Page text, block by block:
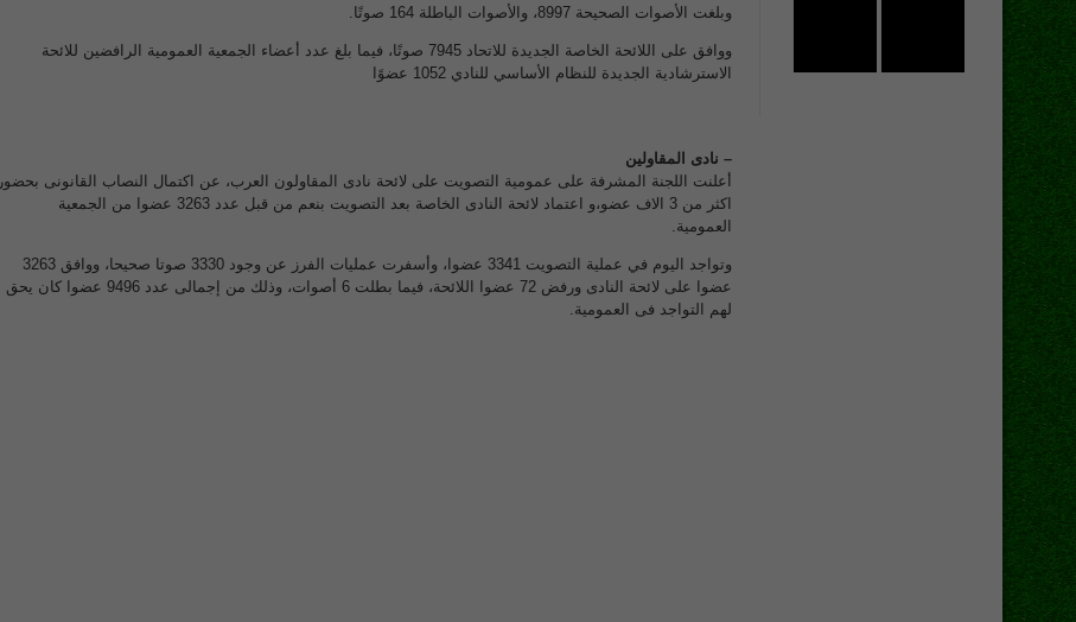
وبلغت الأصوات الصحيحة 8997، والأصوات الباطلة 164 صوتًا.
ووافق على اللائحة الخاصة الجديدة للاتحاد 7945 صوتًا، فيما بلغ عدد أعضاء الجمعية العمومية الرافضين للائحة
الاسترشادية الجديدة للنظام الأساسي للنادي 1052 عضوًا
– نادى المقاولين
أعلنت اللجنة المشرفة على عمومية التصويت على لائحة نادى المقاولون العرب، عن اكتمال النصاب القانونى بحضور
اكثر من 3 الاف عضو،و اعتماد لائحة النادى الخاصة بعد التصويت بنعم من قبل عدد 3263 عضوا من الجمعية
العمومية.
وتواجد اليوم في عملية التصويت 3341 عضوا، وأسفرت عمليات الفرز عن وجود 3330 صوتا صحيحا، ووافق 3263
عضوا على لائحة النادى ورفض 72 عضوا اللائحة، فيما بطلت 6 أصوات، وذلك من إجمالى عدد 9496 عضوا كان يحق
لهم التواجد فى العمومية.